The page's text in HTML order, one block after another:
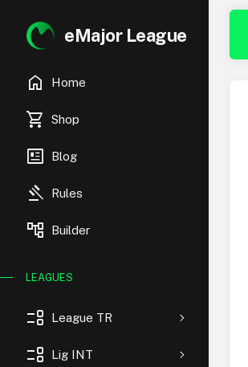
eMajor League
home Home
shopping_cart Shop
newsmode Blog
gavel Rules
account_tree Builder
LEAGUES
event_list League TR
event_list Lig INT